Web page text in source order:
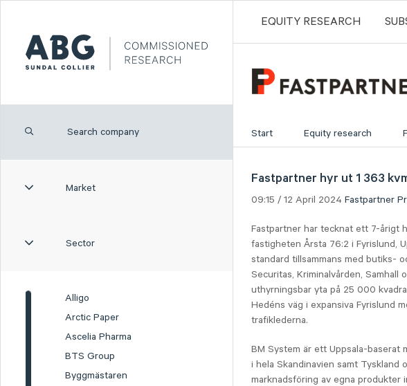
Market
Sector
Alligo
Arctic Paper
Ascelia Pharma
BTS Group
Byggmästaren
EQUITY RESEARCH
Start Equity research
Fastpartner hyr ut 1 363
09:15 / 12 April 2024 Fastpartner
Fastpartner har tecknat ett 7-årigt
fastigheten Årsta 76:2 i Fyrislund,
standard tillsammans med butiks-
Securitas, Kriminalvården, Samhall
uthyrningsbar yta på 25 000
Hedéns väg i expansiva Fyrislund
trafiklederna.
BM System är ett Uppsala-baserat
i hela Skandinavien samt Tyskland
marknadsföring av egna produkter